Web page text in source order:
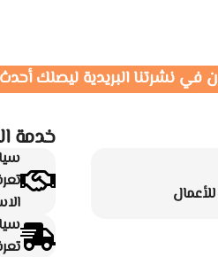
في نشرتنا البريدية ليصلك
خدمة